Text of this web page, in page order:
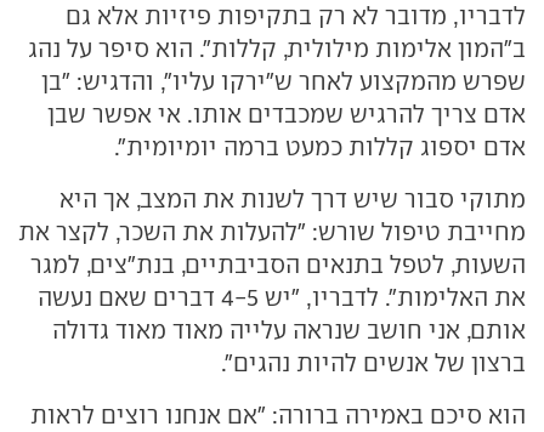
לדבריו, מדובר לא רק בתקיפות פיזיות אלא גם
ב"המון אלימות מילולית, קללות". הוא סיפר על נהג
שפרש מהמקצוע לאחר ש"ירקו עליו", והדגיש: "בן
אדם צריך להרגיש שמכבדים אותו. אי אפשר שבן
אדם יספוג קללות כמעט ברמה יומיומית".
מתוקי סבור שיש דרך לשנות את המצב, אך היא
מחייבת טיפול שורש: "להעלות את השכר, לקצר את
השעות, לטפל בתנאים הסביבתיים, בנת"צים, למגר
את האלימות". לדבריו, "יש 4-5 דברים שאם נעשה
אותם, אני חושב שנראה עלייה מאוד מאוד גדולה
ברצון של אנשים להיות נהגים".
הוא סיכם באמירה ברורה: "אם אנחנו רוצים לראות